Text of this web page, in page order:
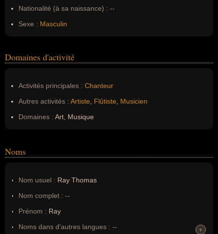
Nationalité (à sa naissance) : --
Sexe : Masculin
Domaines d'activité
Activités principales : Chanteur
Autres activités : Artiste Flûtiste
Musicien
Domaines : Art, Musique
Noms
Nom usuel : Ray Thomas
Nom complet : --
Prénom : Ray
Noms dans d'autres langues : --
+
+